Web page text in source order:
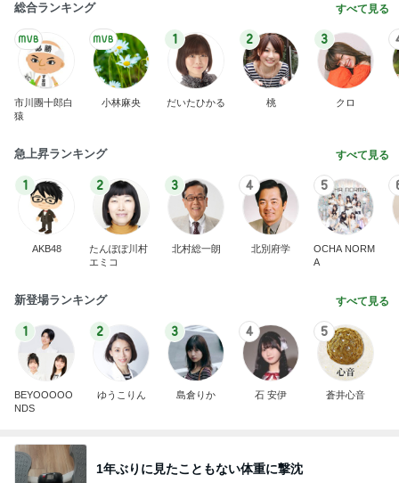
総合ランキング すべて見る
市川團十郎白
猿
小林麻央
1
だいたひかる
2
桃
3
クロ
急上昇ランキング すべて見る
1
AKB48
2
たんぽぽ川村
エミコ
3
北村総一朗
4
北別府学
5
OCHA NORM
A
新登場ランキング すべて見る
1
BEYOOOOO
NDS
2
ゆうこりん
3
島倉りか
4
石 安伊
5
蒼井心音
1年ぶりに見たこともない体重に撃沈